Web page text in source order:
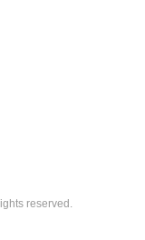
reserved.